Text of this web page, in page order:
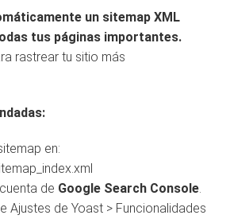
un sitemap XML
tus páginas importantes.
rastrear tu sitio más
en:
de Google Search Console
Ajustes de Yoast > Funcionalidades